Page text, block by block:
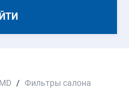
Фильтры салона